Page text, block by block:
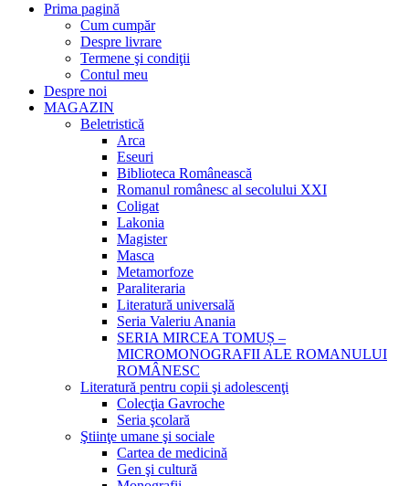
Prima pagină
Cum cumpăr
Despre livrare
Termene şi condiţii
Contul meu
Despre noi
MAGAZIN
Beletristică
Arca
Eseuri
Biblioteca Românească
Romanul românesc al secolului XXI
Coligat
Lakonia
Magister
Masca
Metamorfoze
Paraliteraria
Literatură universală
Seria Valeriu Anania
SERIA MIRCEA TOMUȘ –
MICROMONOGRAFII ALE ROMANULUI
ROMÂNESC
Literatură pentru copii şi adolescenţi
Colecţia Gavroche
Seria şcolară
Ştiinţe umane şi sociale
Cartea de medicină
Gen şi cultură